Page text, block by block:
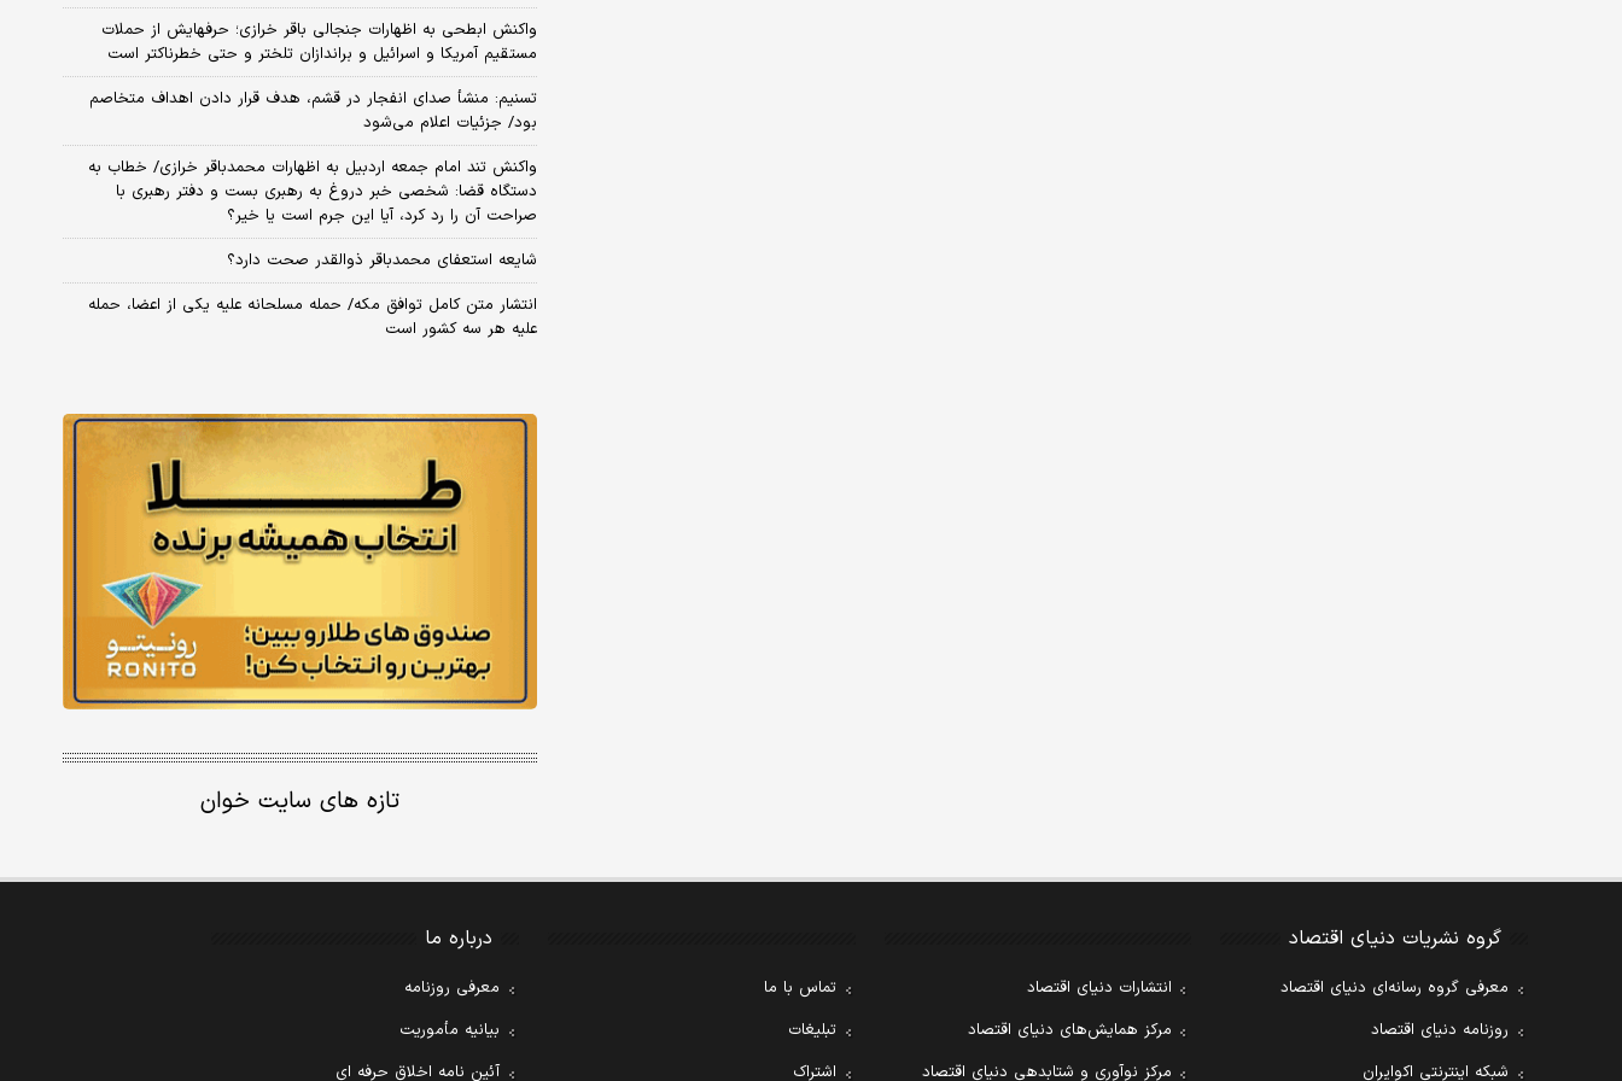
واکنش ابطحی به اظهارات جنجالی باقر خرازی؛ حرفهایش از حملات
مستقیم آمریکا و اسرائیل و براندازان تلختر و حتی خطرناکتر است
تسنیم: منشأ صدای انفجار در قشم، هدف قرار دادن اهداف متخاصم
بود/ جزئیات اعلام می‌شود
واکنش تند امام جمعه اردبیل به اظهارات محمدباقر خرازی/ خطاب به
دستگاه قضا: شخصی خبر دروغ به رهبری بست و دفتر رهبری با
صراحت آن را رد کرد، آیا این جرم است یا خیر؟
شایعه استعفای محمدباقر ذوالقدر صحت دارد؟
انتشار متن کامل توافق مکه/ حمله مسلحانه علیه یکی از اعضا، حمله
علیه هر سه کشور است
تازه های سایت خوان
گروه نشریات دنیای اقتصاد
معرفی گروه رسانه‌ای دنیای اقتصاد
روزنامه دنیای اقتصاد
شبکه اینترنتی اکوایران
انتشارات دنیای اقتصاد
مرکز همایش‌های دنیای اقتصاد
مرکز نوآوری و شتابدهی دنیای اقتصاد
تماس با ما
تبلیغات
اشتراک
درباره ما
معرفی روزنامه
بیانیه مأموریت
آئین نامه اخلاق حرفه ای